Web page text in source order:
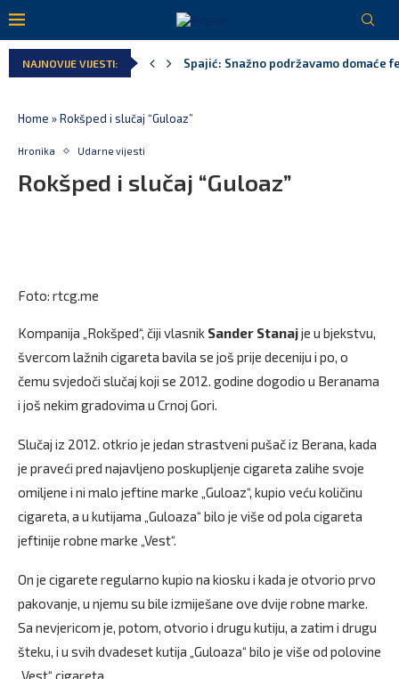
NAJNOVIJE VIJESTI:
Spajić: Snažno podržavamo domaće
Home »Rokšped i slučaj “Guloaz”
Hronika Udarne vijesti
Rokšped i slučaj “Guloaz”
Foto: rtcg.me
Kompanija „Rokšped“, čiji vlasnik Sander Stanajje u bjekstvu,
švercom lažnih cigareta bavila se još prije deceniju i po, o
čemu svjedoči slučaj koji se 2012. godine dogodio u Beranama
i još nekim gradovima u Crnoj Gori.
Slučaj iz 2012. otkrio je jedan strastveni pušač iz Berana, kada
je praveći pred najavljeno poskupljenje cigareta zalihe svoje
omiljene i ni malo jeftine marke „Guloaz“, kupio veću količinu
cigareta, a u kutijama „Guloaza“ bilo je više od pola cigareta
jeftinije robne marke „Vest“.
On je cigarete regularno kupio na kiosku i kada je otvorio prvo
pakovanje, u njemu su bile izmiješane ove dvije robne marke.
Sa nevjericom je, potom, otvorio i drugu kutiju, a zatim i drugu
šteku, i u svih dvadeset kutija „Guloaza“ bilo je više od polovine
„Vest“ cigareta.